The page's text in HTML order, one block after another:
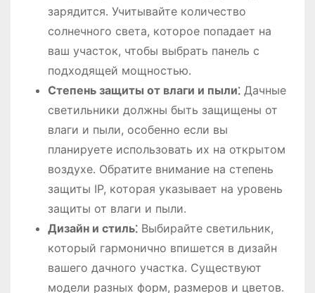
зарядится․ Учитывайте количество
солнечного света, которое попадает на
ваш участок, чтобы выбрать панель с
подходящей мощностью․
Степень защиты от влаги и пыли⁚Дачные
светильники должны быть защищены от
влаги и пыли, особенно если вы
планируете использовать их на открытом
воздухе․ Обратите внимание на степень
защиты IP, которая указывает на уровень
защиты от влаги и пыли․
Дизайн и стиль⁚Выбирайте светильник,
который гармонично впишется в дизайн
вашего дачного участка․ Существуют
модели разных форм, размеров и цветов․